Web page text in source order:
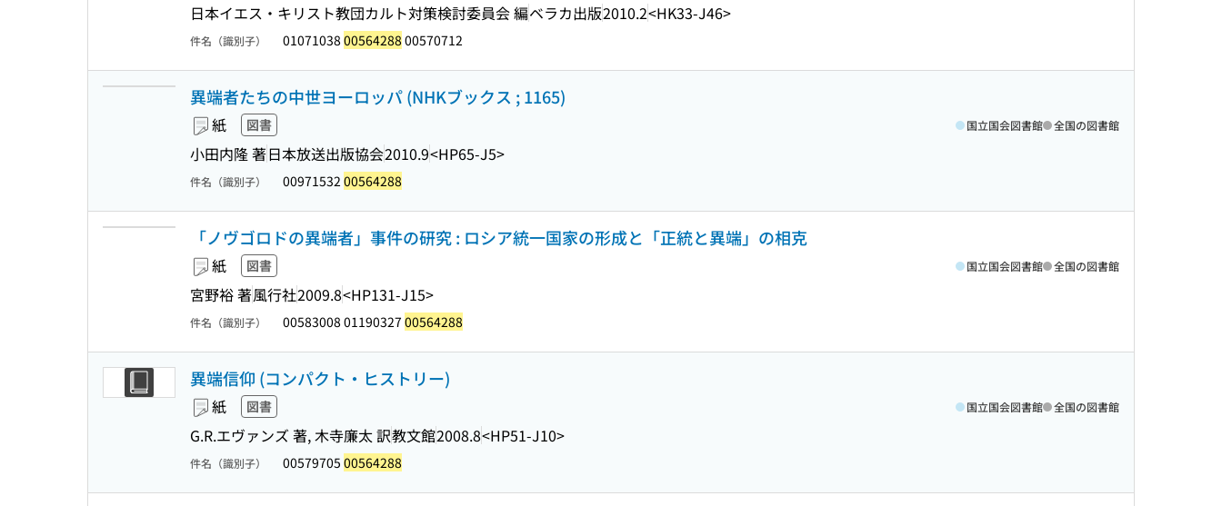
日本イエス・キリスト教団カルト対策検討委員会 編ベラカ出版2010.2<HK33-J46>
件名（識別子） 01071038 00564288 00570712
異端者たちの中世ヨーロッパ (NHKブックス ; 1165)
紙 図書
小田内隆 著日本放送出版協会2010.9<HP65-J5>
国立国会図書館 全国の図書館
件名（識別子） 00971532 00564288
「ノヴゴロドの異端者」事件の研究 : ロシア統一国家の形成と「正統と異端」の相克
紙 図書
宮野裕 著風行社2009.8<HP131-J15>
国立国会図書館 全国の図書館
件名（識別子） 00583008 01190327 00564288
異端信仰 (コンパクト・ヒストリー)
紙 図書
G.R.エヴァンズ 著, 木寺廉太 訳教文館2008.8<HP51-J10>
国立国会図書館 全国の図書館
件名（識別子） 00579705 00564288